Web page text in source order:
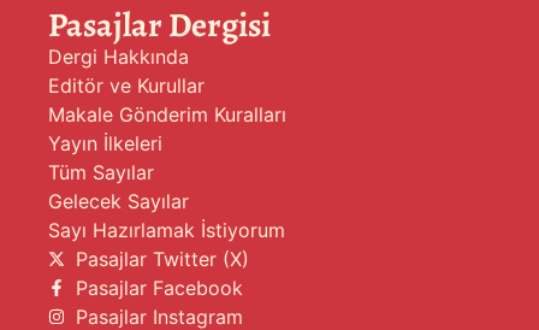
Pasajlar Dergisi
Dergi Hakkında
Editör ve Kurullar
Makale Gönderim Kuralları
Yayın İlkeleri
Tüm Sayılar
Gelecek Sayılar
Sayı Hazırlamak İstiyorum
Pasajlar Twitter (X)
Pasajlar Facebook
Pasajlar Instagram